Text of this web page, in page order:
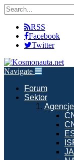
RSS
Facebook
Twitter
Navigate
Forum
Sektor
Agencje